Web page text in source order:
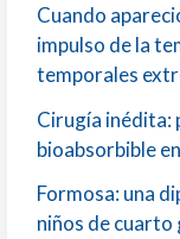
Cuando
impulso de la
temporales
Cirugía inédita:
bioabsorbible
Formosa: una
niños de cuarto